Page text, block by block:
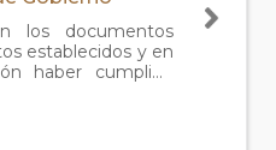
los documentos
establecidos y en
haber cumplido
Si cumple se le
El presente